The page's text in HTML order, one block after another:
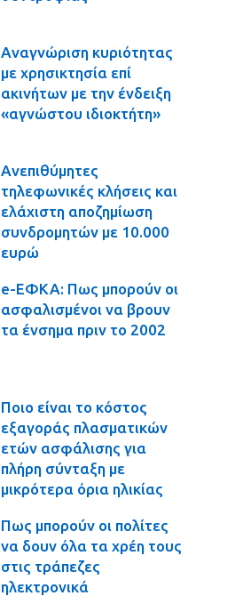
Αναγνώριση κυριότητας
με χρησικτησία επί
ακινήτων με την ένδειξη
«αγνώστου ιδιοκτήτη»
Ανεπιθύμητες
τηλεφωνικές κλήσεις και
ελάχιστη αποζημίωση
συνδρομητών με 10.000
ευρώ
e-ΕΦΚΑ: Πως μπορούν οι
ασφαλισμένοι να βρουν
τα ένσημα πριν το 2002
Ποιο είναι το κόστος
εξαγοράς πλασματικών
ετών ασφάλισης για
πλήρη σύνταξη με
μικρότερα όρια ηλικίας
Πως μπορούν οι πολίτες
να δουν όλα τα χρέη τους
στις τράπεζες
ηλεκτρονικά